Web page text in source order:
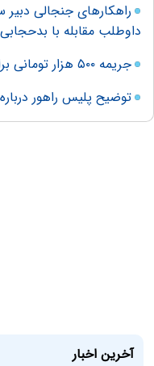
داوطلب مقابله با
جریمه ۵۰۰ هزار تومانی برای چه افرادی صادر می‌شود؟
توضیح پلیس راهور
آخرین اخبار